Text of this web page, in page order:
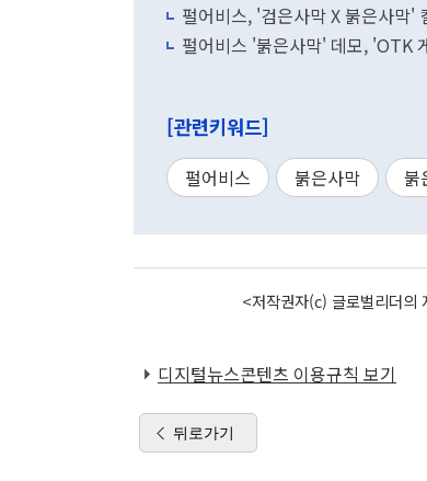
펄어비스, '검은사막 X 붉은사막'
펄어비스 '붉은사막' 데모, 'OTK
[관련키워드]
펄어비스 붉은사막 붉
<저작권자(c) 글로벌리더
디지털뉴스콘텐츠 이용규칙 보기
뒤로가기